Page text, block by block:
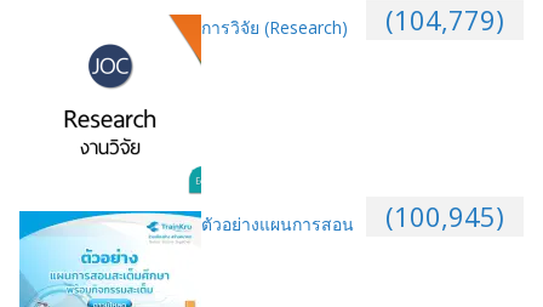
(104,779)
การวิจัย (Research)
(100,945)
ตัวอย่างแผนการสอน